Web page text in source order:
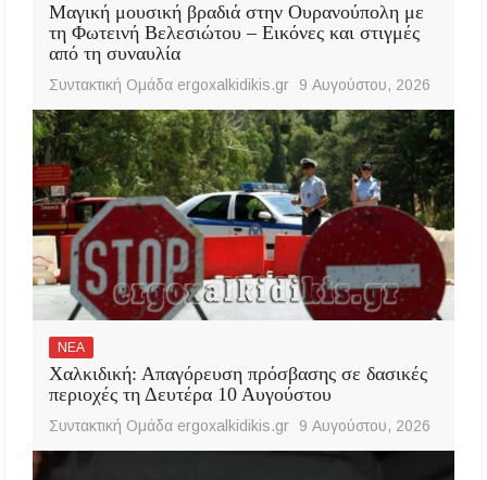
Μαγική μουσική βραδιά στην Ουρανούπολη με
τη Φωτεινή Βελεσιώτου – Εικόνες και στιγμές
από τη συναυλία
Συντακτική Ομάδα ergoxalkidikis.gr 9 Αυγούστου, 2026
ΝΕΑ
Χαλκιδική: Απαγόρευση πρόσβασης σε δασικές
περιοχές τη Δευτέρα 10 Αυγούστου
Συντακτική Ομάδα ergoxalkidikis.gr 9 Αυγούστου, 2026